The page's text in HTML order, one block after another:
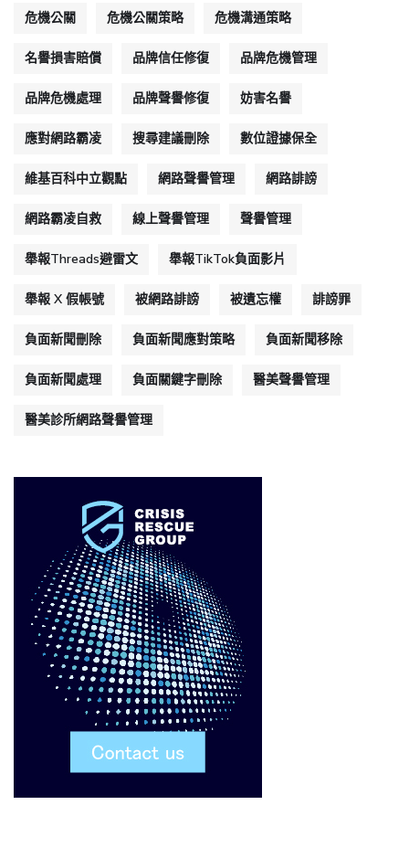
危機公關 危機公關策略 危機溝通策略
名譽損害賠償 品牌信任修復 品牌危機管理
品牌危機處理 品牌聲譽修復 妨害名譽
應對網路霸凌 搜尋建議刪除 數位證據保全
維基百科中立觀點 網路聲譽管理 網路誹謗
網路霸凌自救 線上聲譽管理 聲譽管理
舉報Threads避雷文 舉報TikTok負面影片
舉報 X 假帳號 被網路誹謗 被遺忘權 誹謗罪
負面新聞刪除 負面新聞應對策略 負面新聞移除
負面新聞處理 負面關鍵字刪除 醫美聲譽管理
醫美診所網路聲譽管理